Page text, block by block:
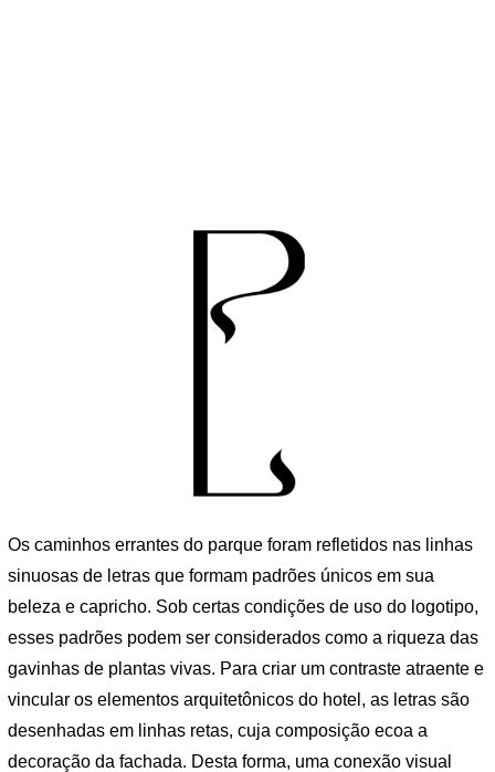
Os caminhos errantes do parque foram refletidos nas linhas
sinuosas de letras que formam padrões únicos em sua
beleza e capricho. Sob certas condições de uso do logotipo,
esses padrões podem ser considerados como a riqueza das
gavinhas de plantas vivas. Para criar um contraste atraente e
vincular os elementos arquitetônicos do hotel, as letras são
desenhadas em linhas retas, cuja composição ecoa a
decoração da fachada. Desta forma, uma conexão visual